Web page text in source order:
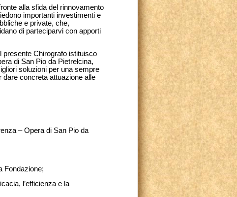
alla sfida del rinnovamento
importanti investimenti e
e private, che,
di parteciparvi con apporti
presente Chirografo istituisco
di San Pio da Pietrelcina,
soluzioni per una sempre
dare concreta attuazione alle
– Opera di San Pio da
Fondazione;
l’efficienza e la